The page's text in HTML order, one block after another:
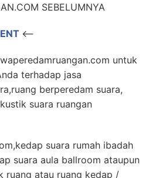
SEBELUMNYA
<–
untuk
terhadap jasa
berperedam suara,
suara ruangan
suara rumah ibadah
suara aula ballroom ataupun
ruang atau ruang kedap /